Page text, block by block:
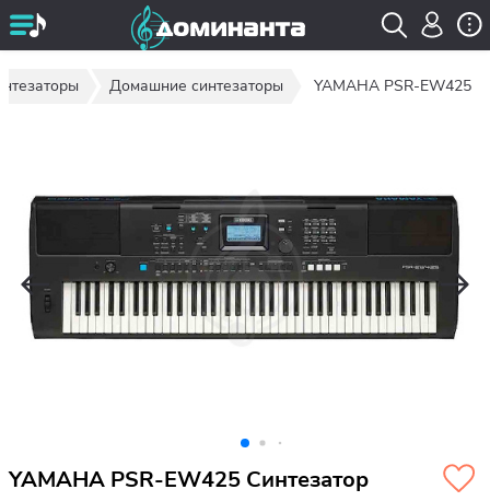
Домашние синтезаторы YAMAHA PSR-EW425
YAMAHA PSR-EW425 Синтезатор